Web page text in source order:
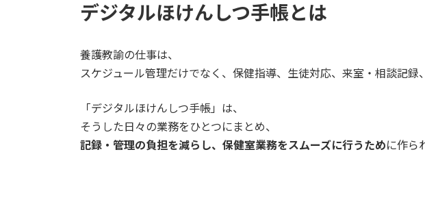
デジタルほけんしつ手帳とは
養護教諭の仕事は、
スケジュール管理だけでなく、保健指導、生徒対応、来室・相談記録
「デジタルほけんしつ手帳」は、
そうした日々の業務をひとつにまとめ、
記録・管理の負担を減らし、保健室業務をスムーズに行うために作ら